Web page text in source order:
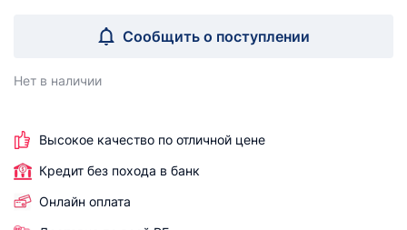
Сообщить о поступлении
Нет в наличии
Высокое качество по отличной цене
Кредит без похода в банк
Онлайн оплата